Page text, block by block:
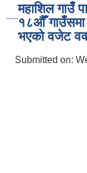
महाशिल गाउँ
१८औँ गाउँसमा
भएको वजेट
Submitted on: